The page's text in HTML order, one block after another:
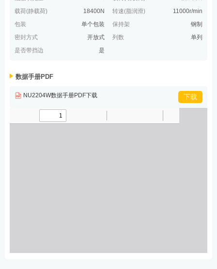
载荷(静载荷)
18400N 转速(脂润滑)
11000r/min
包装
单个包装 保持架
钢制
密封方式
开放式 列数
单列
是否带挡边
是
数据手册PDF
NU2204W数据手册PDF下载 下载